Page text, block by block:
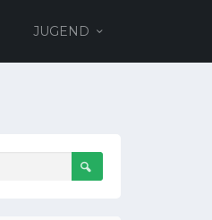
JUGEND